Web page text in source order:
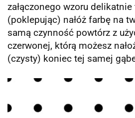
załączonego wzoru
(poklepując) nałóż farbę na
samą czynność powtórz z
czerwonej, którą możesz
(czysty) koniec tej samej